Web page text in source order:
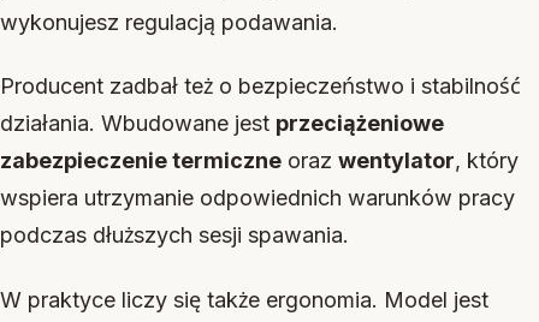
wykonujesz regulacją podawania.
Producent zadbał też o bezpieczeństwo i stabilność
działania. Wbudowane jest przeciążeniowe
zabezpieczenie termiczne oraz wentylator, który
wspiera utrzymanie odpowiednich warunków pracy
podczas dłuższych sesji spawania.
W praktyce liczy się także ergonomia. Model jest